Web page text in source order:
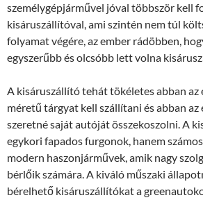
személygépjárművel jóval többször kell
kisáruszállítóval, ami szintén nem túl
folyamat végére, az ember rádöbben,
egyszerűbb és olcsóbb lett volna
A kisáruszállító tehát tökéletes abban az
méretű tárgyat kell szállítani és abban az
szeretné saját autóját összekoszolni. A
egykori fapados furgonok, hanem
modern haszonjárművek, amik nagy
bérlőik számára. A kiváló műszaki
bérelhető kisáruszállítókat a